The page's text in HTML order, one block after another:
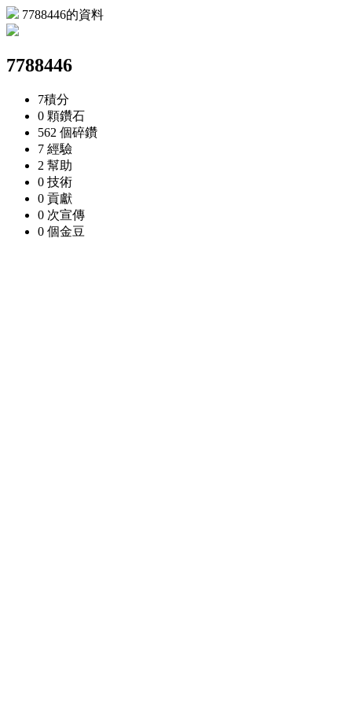
7788446的資料
7788446
7積分
0 顆鑽石
562 個碎鑽
7 經驗
2 幫助
0 技術
0 貢獻
0 次宣傳
0 個金豆